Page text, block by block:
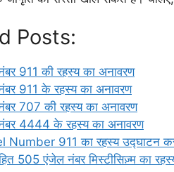
Posts:
911 की रहस्य का अनावरण
911 के रहस्य का अनावरण
707 की रहस्य का अनावरण
4444 के रहस्य का अनावरण
Number 911 का रहस्य उद्घाटन
505 एंजेल नंबर मिस्टीसिज़्म का